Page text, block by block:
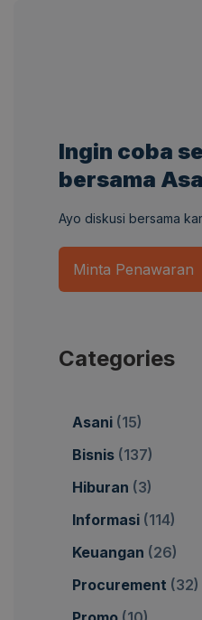
Ingin coba
bersama
Ayo diskusi bersama
Minta Penawaran
Categories
Asani (15)
Bisnis (137)
Hiburan (3)
Informasi (114)
Keuangan (26)
Procurement (32)